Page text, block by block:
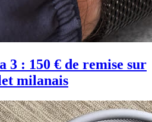
3 : 150 € de remise sur
milanais